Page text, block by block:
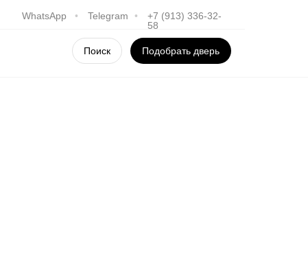
WhatsApp • Telegram •
+7 (913) 336-32-
58
Поиск Подобрать дверь